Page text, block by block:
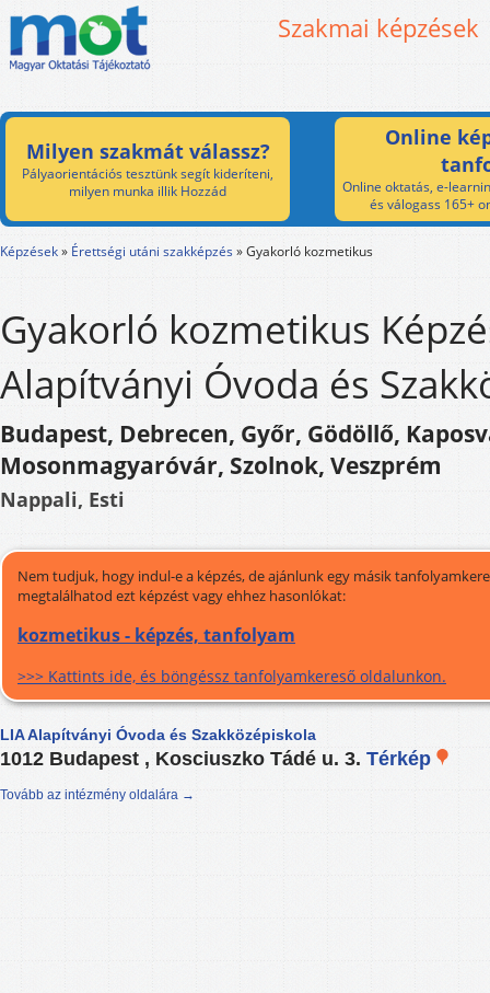
Szakmai képzések
Milyen szakmát válassz?
Pályaorientációs tesztünk segít kideríteni,
milyen munka illik Hozzád
Online
Online oktatás, e-
és válogass 165+
Képzések» Érettségi utáni szakképzés»Gyakorló kozmetikus
Gyakorló kozmetikus
Alapítványi Óvoda és
Budapest, Debrecen, Győr, Gödöllő,
Mosonmagyaróvár, Szolnok, Veszprém
Nappali, Esti
Nem tudjuk, hogy indul-e a képzés, de ajánlunk egy másik
megtalálhatod ezt képzést vagy ehhez hasonlókat:
kozmetikus - képzés, tanfolyam
>>> Kattints ide, és böngéssz tanfolyamkereső oldalunkon.
LIA Alapítványi Óvoda és Szakközépiskola
1012 Budapest , Kosciuszko Tádé u. 3. Térkép
Tovább az intézmény oldalára →